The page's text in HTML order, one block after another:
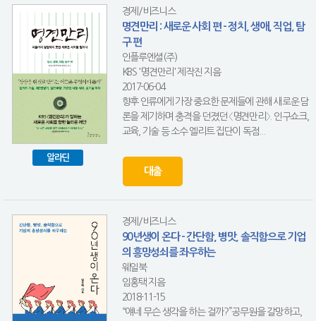
알라딘
경제/비즈니스
명견만리 : 새로운 사회 편 - 정치, 생애, 직업, 탐
구 편
인플루엔셜(주)
KBS '명견만리' 제작진 지음
2017-06-04
향후 인류에게 가장 중요한 문제들에 관해 새로운 담
론을 제기하며 충격을 던졌던 〈명견만리〉. 인구쇼크,
교육, 기술 등 소수 엘리트 집단이 독점...
대출
경제/비즈니스
90년생이 온다 - 간단함, 병맛, 솔직함으로 기업
의 흥망성쇠를 좌우하는
웨일북
임홍택 지음
2018-11-15
“얘네 무슨 생각을 하는 걸까?”공무원을 갈망하고,